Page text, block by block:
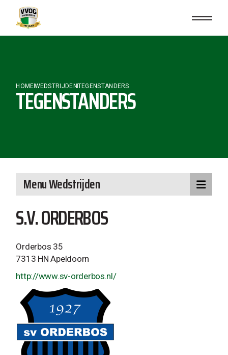
content
HOMEWEDSTRIJDEN TEGENSTANDERS
TEGENSTANDERS
S.V. ORDERBOS
Orderbos 35
7313 HN Apeldoorn
http://www.sv-orderbos.nl/
Menu Wedstrijden